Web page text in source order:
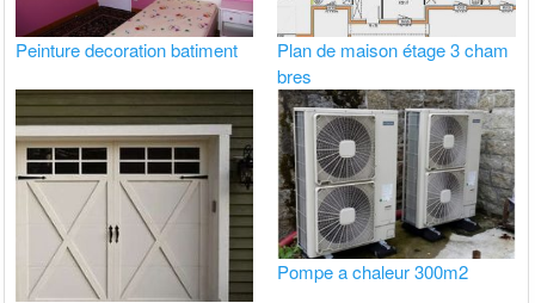
Peinture decoration batiment
Plan de maison étage 3 cham
bres
Pompe a chaleur 300m2